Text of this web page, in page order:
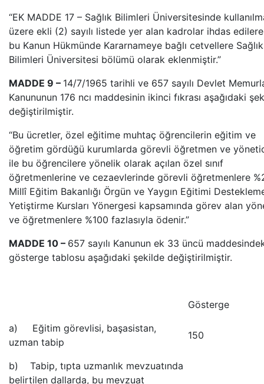
“EK MADDE 17 – Sağlık Bilimleri Üniversitesinde
üzere ekli (2) sayılı listede yer alan kadrolar ihdas
bu Kanun Hükmünde Kararnameye bağlı cetvellere Sağlık
Bilimleri Üniversitesi bölümü olarak eklenmiştir.”
MADDE 9 – 14/7/1965 tarihli ve 657 sayılı Devlet
Kanununun 176 ncı maddesinin ikinci fıkrası aşağıdaki
değiştirilmiştir.
“Bu ücretler, özel eğitime muhtaç öğrencilerin eğitim ve
öğretim gördüğü kurumlarda görevli öğretmen ve
ile bu öğrencilere yönelik olarak açılan özel sınıf
öğretmenlerine ve cezaevlerinde görevli öğretmenlere
Millî Eğitim Bakanlığı Örgün ve Yaygın Eğitimi
Yetiştirme Kursları Yönergesi kapsamında görev alan
ve öğretmenlere %100 fazlasıyla ödenir.”
MADDE 10 – 657 sayılı Kanunun ek 33 üncü
gösterge tablosu aşağıdaki şekilde değiştirilmiştir.
Gösterge
a) Eğitim görevlisi, başasistan,
uzman tabip
150
b) Tabip, tıpta uzmanlık mevzuatında
belirtilen dallarda, bu mevzuat